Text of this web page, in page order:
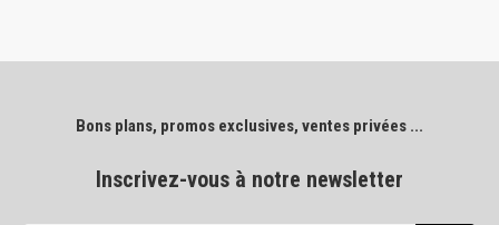
Bons plans, promos exclusives, ventes privées ...
Inscrivez-vous à notre newsletter